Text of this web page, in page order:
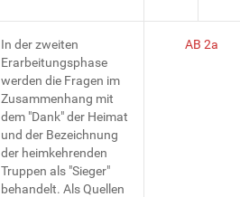
In der zweiten
Erarbeitungsphase
werden die Fragen im
Zusammenhang mit
dem "Dank" der Heimat
und der Bezeichnung
der heimkehrenden
Truppen als "Sieger"
behandelt. Als Quellen
AB 2a